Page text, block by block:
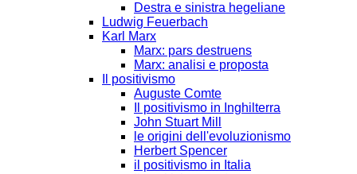
Destra e sinistra hegeliane
Ludwig Feuerbach
Karl Marx
Marx: pars destruens
Marx: analisi e proposta
Il positivismo
Auguste Comte
Il positivismo in Inghilterra
John Stuart Mill
le origini dell'evoluzionismo
Herbert Spencer
il positivismo in Italia